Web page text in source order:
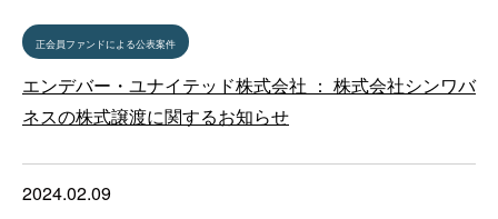
正会員ファンドによる公表案件
エンデバー・ユナイテッド株式会社 ： 株式会社シンワバ
ネスの株式譲渡に関するお知らせ
2024.02.09